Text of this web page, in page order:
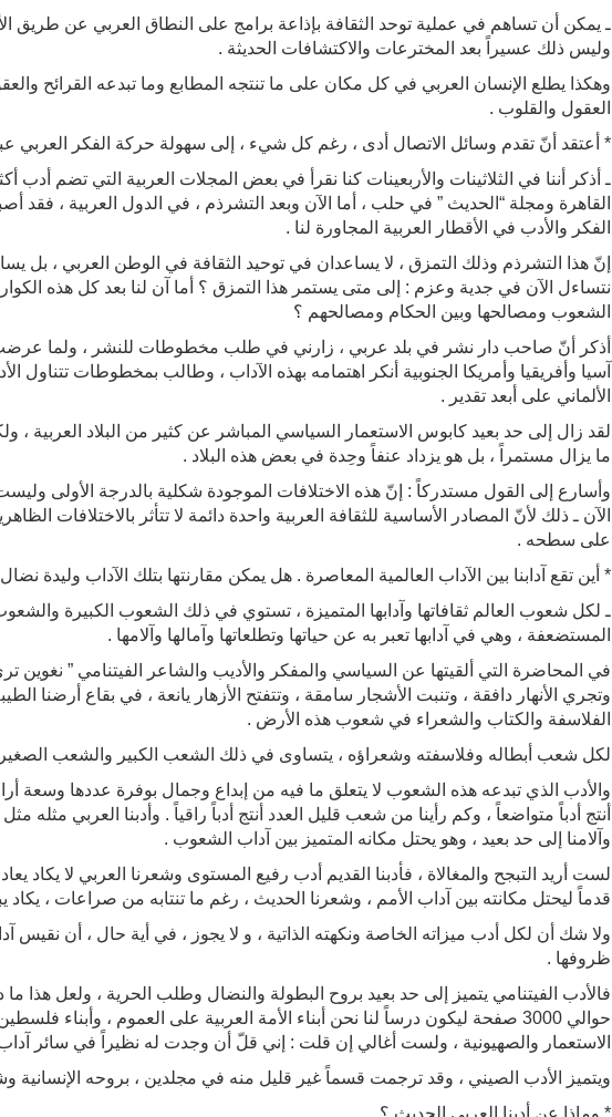
ـ يمكن أن تساهم في عملية توحد الثقافة بإذاعة برامج على النطاق العربي عن طريق
وليس ذلك عسيراً بعد المخترعات والاكتشافات الحديثة .
وهكذا يطلع الإنسان العربي في كل مكان على ما تنتجه المطابع وما تبدعه القرائح
العقول والقلوب .
* أعتقد أنّ تقدم وسائل الاتصال أدى ، رغم كل شيء ، إلى سهولة حركة الفكر العربي
ـ أذكر أننا في الثلاثينات والأربعينات كنا نقرأ في بعض المجلات العربية التي تضم أدب
القاهرة ومجلة “الحديث ” في حلب ، أما الآن وبعد التشرذم ، في الدول العربية ، فقد
الفكر والأدب في الأقطار العربية المجاورة لنا .
إنّ هذا التشرذم وذلك التمزق ، لا يساعدان في توحيد الثقافة في الوطن العربي ، بل
نتساءل الآن في جدية وعزم : إلى متى يستمر هذا التمزق ؟ أما آن لنا بعد كل هذه
الشعوب ومصالحها وبين الحكام ومصالحهم ؟
أذكر أنّ صاحب دار نشر في بلد عربي ، زارني في طلب مخطوطات للنشر ، ولما
آسيا وأفريقيا وأمريكا الجنوبية أنكر اهتمامه بهذه الآداب ، وطالب بمخطوطات تتناول
الألماني على أبعد تقدير .
لقد زال إلى حد بعيد كابوس الاستعمار السياسي المباشر عن كثير من البلاد العربية ،
ما يزال مستمراً ، بل هو يزداد عنفاً وحِدة في بعض هذه البلاد .
وأسارع إلى القول مستدركاً : إنّ هذه الاختلافات الموجودة شكلية بالدرجة الأولى
الآن ـ ذلك لأنّ المصادر الأساسية للثقافة العربية واحدة دائمة لا تتأثر بالاختلافات
على سطحه .
* أين تقع آدابنا بين الآداب العالمية المعاصرة . هل يمكن مقارنتها بتلك الآداب وليدة
ـ لكل شعوب العالم ثقافاتها وآدابها المتميزة ، تستوي في ذلك الشعوب الكبيرة
المستضعفة ، وهي في آدابها تعبر به عن حياتها وتطلعاتها وآمالها وآلامها .
في المحاضرة التي ألقيتها عن السياسي والمفكر والأديب والشاعر الفيتنامي ” نغوين
وتجري الأنهار دافقة ، وتنبت الأشجار سامقة ، وتتفتح الأزهار يانعة ، في بقاع أرضنا
الفلاسفة والكتاب والشعراء في شعوب هذه الأرض .
لكل شعب أبطاله وفلاسفته وشعراؤه ، يتساوى في ذلك الشعب الكبير والشعب
والأدب الذي تبدعه هذه الشعوب لا يتعلق ما فيه من إبداع وجمال بوفرة عددها وسعة
أنتج أدباً متواضعاً ، وكم رأينا من شعب قليل العدد أنتج أدباً راقياً . وأدبنا العربي مثله
وآلامنا إلى حد بعيد ، وهو يحتل مكانه المتميز بين آداب الشعوب .
لست أريد التبجح والمغالاة ، فأدبنا القديم أدب رفيع المستوى وشعرنا العربي لا يكاد
قدماً ليحتل مكانته بين آداب الأمم ، وشعرنا الحديث ، رغم ما تنتابه من صراعات ، يكاد
ولا شك أن لكل أدب ميزاته الخاصة ونكهته الذاتية ، و لا يجوز ، في أية حال ، أن نقيس
ظروفها .
فالأدب الفيتنامي يتميز إلى حد بعيد بروح البطولة والنضال وطلب الحرية ، ولعل هذا
حوالي 3000 صفحة ليكون درساً لنا نحن أبناء الأمة العربية على العموم ،
الاستعمار والصهيونية ، ولست أغالي إن قلت : إني قلّ أن وجدت له نظيراً في سائر آداب
ويتميز الأدب الصيني ، وقد ترجمت قسماً غير قليل منه في مجلدين ، بروحه الإنسانية